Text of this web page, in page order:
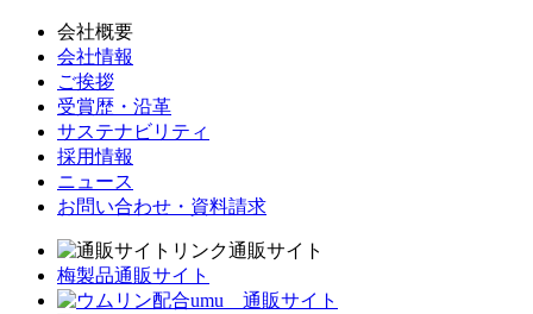
会社概要
会社情報
ご挨拶
受賞歴・沿革
サステナビリティ
採用情報
ニュース
お問い合わせ・資料請求
通販サイト
梅製品通販サイト